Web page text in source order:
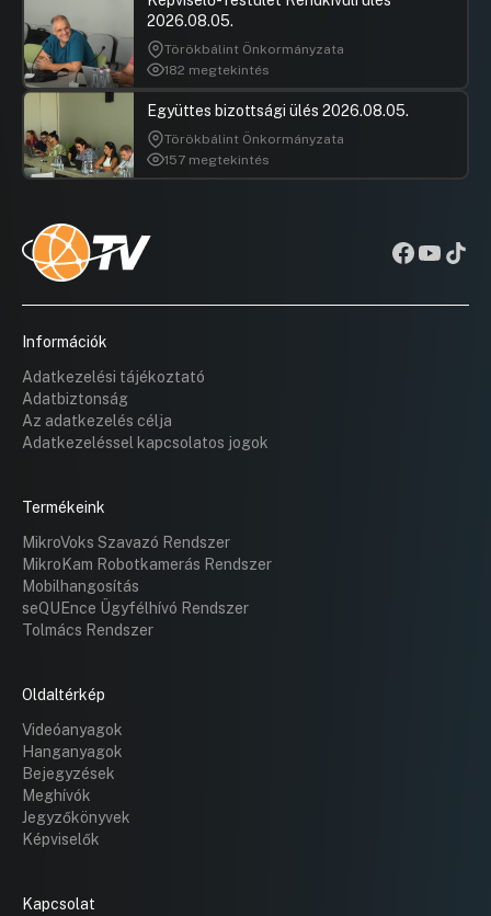
2026.08.05.
Törökbálint Önkormányzata
182 megtekintés
Együttes bizottsági ülés 2026.08.05.
Törökbálint Önkormányzata
157 megtekintés
Információk
Adatkezelési tájékoztató
Adatbiztonság
Az adatkezelés célja
Adatkezeléssel kapcsolatos jogok
Termékeink
MikroVoks Szavazó Rendszer
MikroKam Robotkamerás Rendszer
Mobilhangosítás
seQUEnce Ügyfélhívó Rendszer
Tolmács Rendszer
Oldaltérkép
Videóanyagok
Hanganyagok
Bejegyzések
Meghívók
Jegyzőkönyvek
Képviselők
Kapcsolat